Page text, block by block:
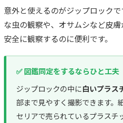
意外と使えるのがジップロック
な虫の観察や、オサムシなど皮
安全に観察するのに便利です。
✅ 図鑑同定をするならひと工夫
ジップロックの中に白いプラス
部まで見やすく撮影できます。
セリアで売られているプラスチ